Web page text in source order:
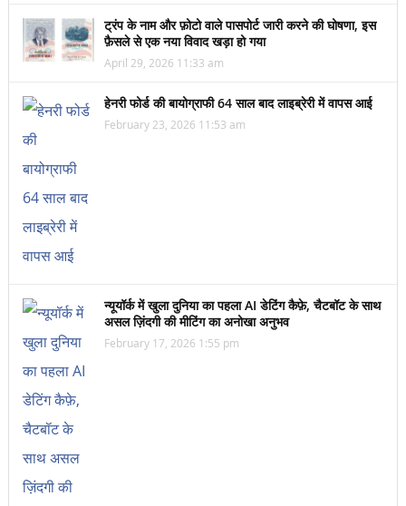
ट्रंप के नाम और फ़ोटो वाले पासपोर्ट जारी करने की घोषणा, इस
फ़ैसले से एक नया विवाद खड़ा हो गया
April 29, 2026 11:33 am
हेनरी फोर्ड की बायोग्राफी 64 साल बाद लाइब्रेरी में वापस आई
February 23, 2026 11:53 am
न्यूयॉर्क में खुला दुनिया का पहला AI डेटिंग कैफ़े, चैटबॉट के साथ
असल ज़िंदगी की मीटिंग का अनोखा अनुभव
February 17, 2026 1:55 pm